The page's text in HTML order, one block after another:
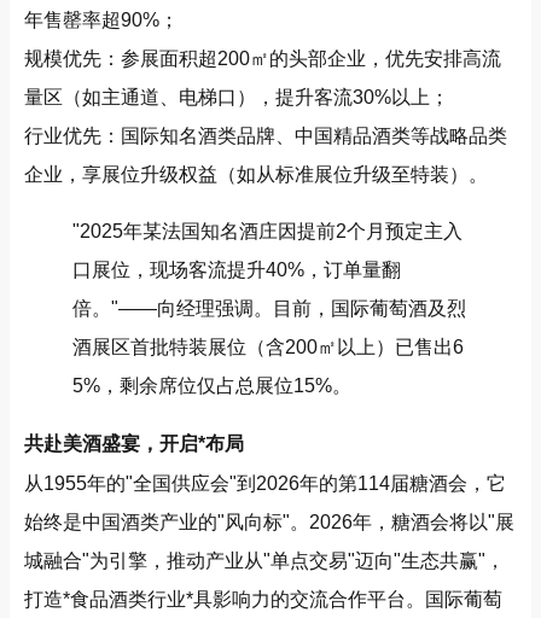
年售罄率超90%；
规模优先：参展面积超200㎡的头部企业，优先安排高流
量区（如主通道、电梯口），提升客流30%以上；
行业优先：国际知名酒类品牌、中国精品酒类等战略品类
企业，享展位升级权益（如从标准展位升级至特装）。
"2025年某法国知名酒庄因提前2个月预定主入
口展位，现场客流提升40%，订单量翻
倍。"——向经理强调。目前，国际葡萄酒及烈
酒展区首批特装展位（含200㎡以上）已售出6
5%，剩余席位仅占总展位15%。
共赴美酒盛宴，开启*布局
从1955年的"全国供应会"到2026年的第114届糖酒会，它
始终是中国酒类产业的"风向标"。2026年，糖酒会将以"展
城融合"为引擎，推动产业从"单点交易"迈向"生态共赢"，
打造*食品酒类行业*具影响力的交流合作平台。国际葡萄